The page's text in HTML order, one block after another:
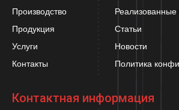
Производство
Продукция
Услуги
Контакты
Реализованные
Статьи
Новости
Политика
Контактная информация